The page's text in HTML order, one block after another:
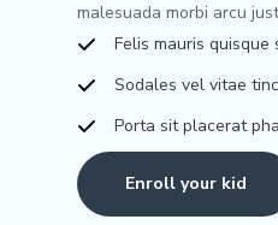
malesuada morbi arcu
Felis mauris quisque
Sodales vel vitae
Porta sit placerat
Enroll your kid